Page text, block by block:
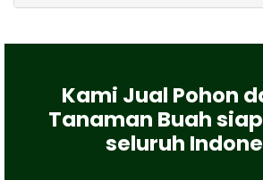
Kami Jual Pohon
Tanaman Buah
seluruh